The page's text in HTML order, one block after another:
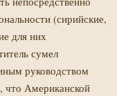
(сирийские,
для них
сумел
руководством
что Американской